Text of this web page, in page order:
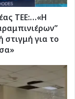
ΤΕΕ:…«Η
στιγμή για το